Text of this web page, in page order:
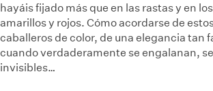
hayáis fijado más que en las rastas y en
amarillos y rojos. Cómo acordarse de
caballeros de color, de una elegancia tan
cuando verdaderamente se engalanan,
invisibles…